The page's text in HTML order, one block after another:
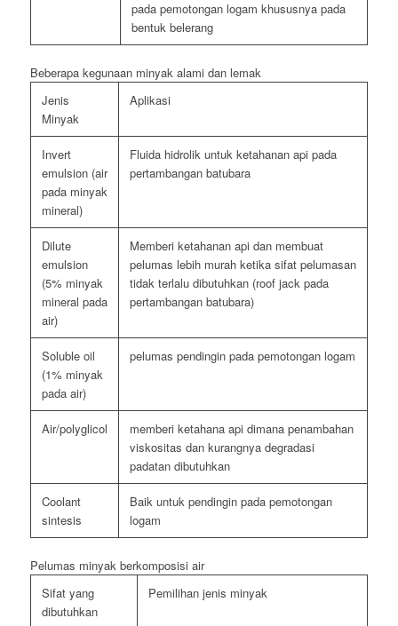
pada pemotongan logam khususnya pada
bentuk belerang
Beberapa kegunaan minyak alami dan lemak
Jenis
Minyak
Aplikasi
Invert
emulsion (air
pada minyak
mineral)
Fluida hidrolik untuk ketahanan api pada
pertambangan batubara
Dilute
emulsion
(5% minyak
mineral pada
air)
Memberi ketahanan api dan membuat
pelumas lebih murah ketika sifat pelumasan
tidak terlalu dibutuhkan (roof jack pada
pertambangan batubara)
Soluble oil
(1% minyak
pada air)
pelumas pendingin pada pemotongan logam
Air/polyglicol
memberi ketahana api dimana penambahan
viskositas dan kurangnya degradasi
padatan dibutuhkan
Coolant
sintesis
Baik untuk pendingin pada pemotongan
logam
Pelumas minyak berkomposisi air
Sifat yang
dibutuhkan
Pemilihan jenis minyak